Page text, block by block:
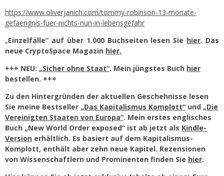
https://www.oliverjanich.com/tommy-robinson-13-monate-
gefaengnis-fuer-nichts-nun-in-lebensgefahr
„Einzelfälle“ auf über 1.000 Buchseiten lesen Sie hier. Das
neue CryptoSpace Magazin hier.
+++ NEU: „Sicher ohne Staat“. Mein jüngstes Buch hier
bestellen. +++
Zu den Hintergründen der aktuellen Geschehnisse lesen
Sie meine Bestseller „Das Kapitalismus Komplott“ und „Die
Vereinigten Staaten von Europa“. Mein erstes englisches
Buch „New World Order exposed“ ist ab jetzt als Kindle-
Version erhältlich. Es basiert auf dem Kapitalismus-
Komplott, enthält aber zehn neue Kapitel. Rezensionen
von Wissenschaftlern und Prominenten finden Sie hier.